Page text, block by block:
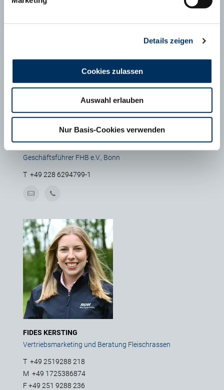
Details zeigen
Cookies zulassen
Auswahl erlauben
Nur Basis-Cookies verwenden
Geschäftsführer FHB e.V., Bonn
T +49 228 6294799-1
FIDES KERSTING
Vertriebsmarketing und Beratung Fleischrassen
T +49 2519288 218
M +49 1725386874
F+49 251 9288 236